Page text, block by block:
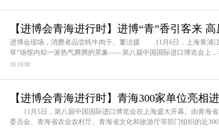
【进博会青海进行时】进博“青”香引客来
际进口博览会青海馆见闻
进博会现场，消费者品尝牦牛肉干。董洁摄 11月6日，上海黄浦
草”场馆内却一派热气腾腾的景象——第八届中国国际进口博览会上
10:19:00
【进博会青海进行时】青海300家单位亮相
11月5日，第八届中国国际进口博览会在上海盛大开幕。由青海
委员会、青海省农业农村厅、青海省文化和旅游厅等部门组织的近